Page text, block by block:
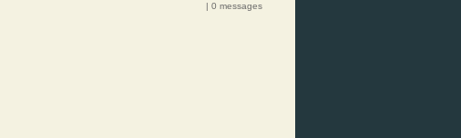
| 0 messages